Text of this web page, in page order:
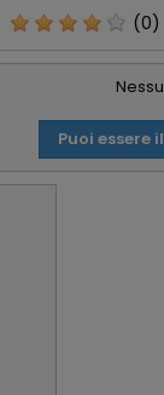
(0)
Puoi essere